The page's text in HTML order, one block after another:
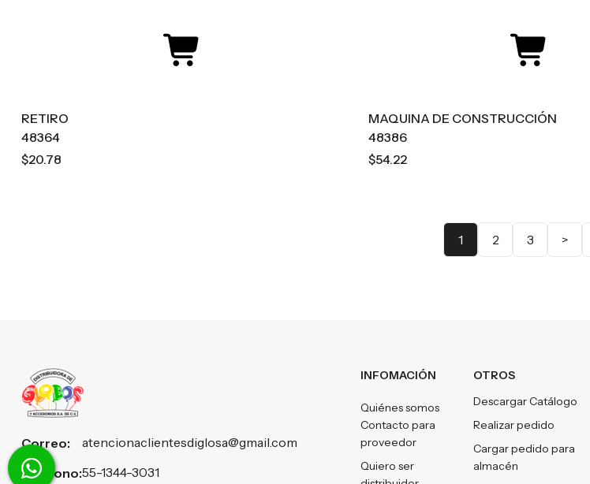
RETIRO
48364
$20.78
MAQUINA DE CONSTRUCCIÓN
48386
$54.22
1 2 3 >
Correo:
Teléfono:
atencionaclientesdiglosa@gmail.com
55-1344-3031
INFOMACIÓN
Quiénes somos
Contacto para
proveedor
Quiero ser
OTROS
Descargar Catálogo
Realizar pedido
Cargar pedido para
almacén